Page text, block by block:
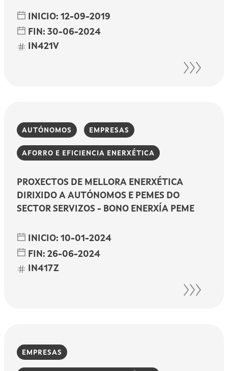
INICIO: 12-09-2019
FIN: 30-06-2024
IN421V
AUTÓNOMOS EMPRESAS
AFORRO E EFICIENCIA ENERXÉTICA
PROXECTOS DE MELLORA ENERXÉTICA
DIRIXIDO A AUTÓNOMOS E PEMES DO
SECTOR SERVIZOS - BONO ENERXÍA PEME
INICIO: 10-01-2024
FIN: 26-06-2024
IN417Z
EMPRESAS